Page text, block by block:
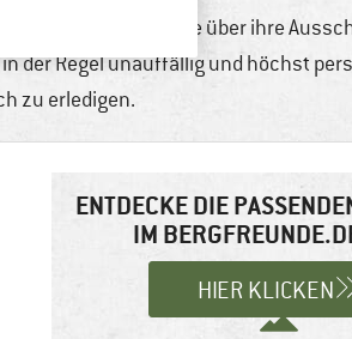
Personen, die gerne über ihre
der Regel unauffällig und höchst
zu erledigen.
ENTDECKE DIE
IM
HIER KLICKEN